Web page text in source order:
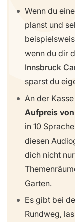
Wenn du
planst und
wenn du dir
Innsbruck
sparst du
An der
Aufpreis
in 10
diesen
dich nicht
Garten.
Es gibt bei
Rundweg,